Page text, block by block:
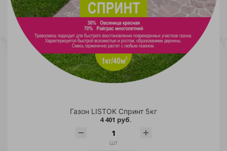
Газон LISTOK Спринт 5кг
4 401 руб.
шт